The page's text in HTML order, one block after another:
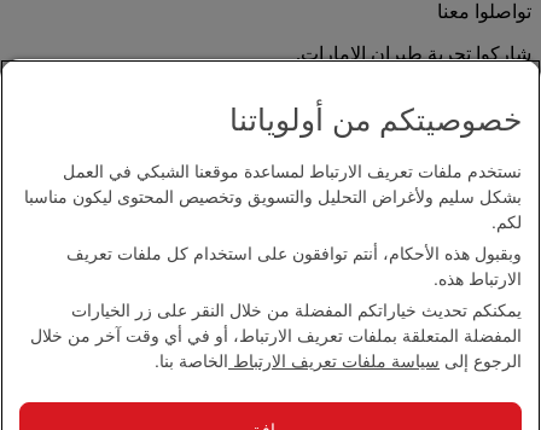
تواصلوا معنا
شاركوا تجربة طيران الإمارات.
بيان إمكانية الدخول
اتصل بنا
سياسة الخصوصية
الشروط والأحكام
سياسة ملفات تعريف الارتباط
بيان الشفافية بموجب قانون مكافحة العبودية الحديثة
خصوصيتكم من أولوياتنا
نستخدم ملفات تعريف الارتباط لمساعدة موقعنا الشبكي في العمل
بشكل سليم ولأغراض التحليل والتسويق وتخصيص المحتوى ليكون مناسبا
لكم.
وبقبول هذه الأحكام، أنتم توافقون على استخدام كل ملفات تعريف
الارتباط هذه.
يمكنكم تحديث خياراتكم المفضلة من خلال النقر على زر الخيارات
المفضلة المتعلقة بملفات تعريف الارتباط، أو في أي وقت آخر من خلال
الرجوع إلى سياسة ملفات تعريف الارتباط الخاصة بنا.